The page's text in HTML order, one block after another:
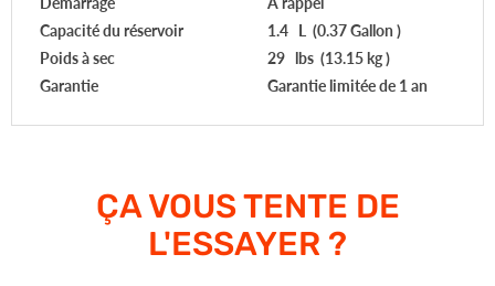
Capacité du réservoir
1.4 L (0.37 Gallon )
Poids à sec
29 lbs (13.15 kg )
Garantie
Garantie limitée de 1 an
ÇA VOUS TENTE DE
L'ESSAYER ?